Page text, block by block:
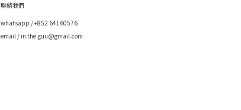
聯絡我們
whatsapp / +852 64160576
email / in.the.guu@gmail.com